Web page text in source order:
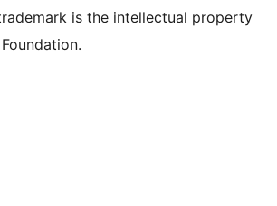
is the intellectual property